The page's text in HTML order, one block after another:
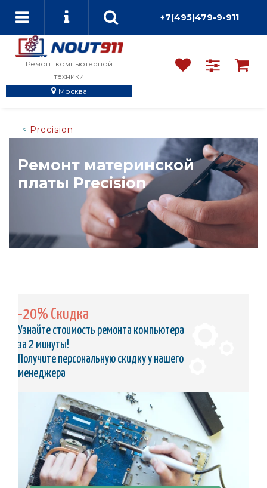
+7(495)479-9-911
Ремонт компьютерной
техники
Москва
Precision
Ремонт материнской
платы Precision
-20% Скидка
Узнайте стоимость ремонта компьютера
за 2 минуты!
Получите персональную скидку у нашего
менеджера